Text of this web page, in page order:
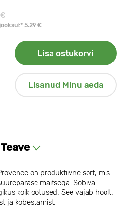
€
5.29 €
Lisa ostukorvi
Lisanud Minu aeda
Teave
on produktiivne sort, mis
maitsega. Sobiva
kõik ootused. See vajab hoolt:
ja kobestamist.